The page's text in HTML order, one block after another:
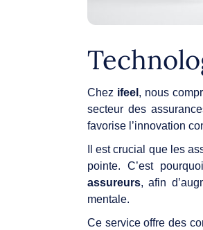
Chez ifeel , nous
secteur des
favorise l’innovation
Il est crucial que les
pointe. C’est
assureurs, afin
mentale.
Ce service offre des